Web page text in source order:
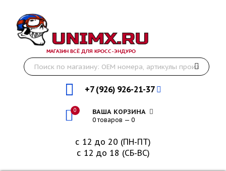
МАГАЗИН ВСЁ ДЛЯ КРОСС-ЭНДУРО
+7 (926) 926-21-37
0 ВАША КОРЗИНА
0 товаров — 0
с 12 до 20 (ПН-ПТ)
с 12 до 18 (СБ-ВС)